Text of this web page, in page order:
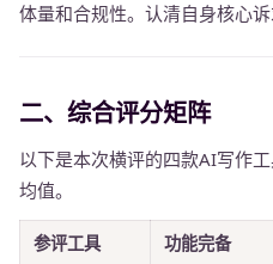
体量和合规性。认清自身核心诉
二、综合评分矩阵
以下是本次横评的四款AI写作
均值。
参评工具 功能完备